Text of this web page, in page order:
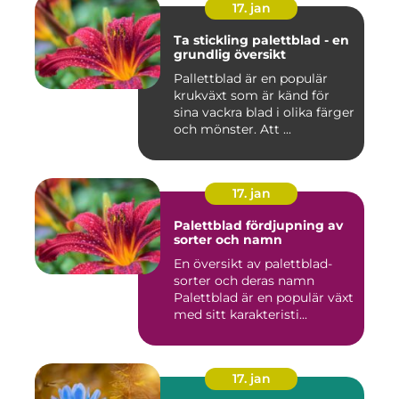
17. jan
Ta stickling palettblad - en
grundlig översikt
Pallettblad är en populär
krukväxt som är känd för
sina vackra blad i olika färger
och mönster. Att ...
17. jan
Palettblad fördjupning av
sorter och namn
En översikt av palettblad-
sorter och deras namn
Palettblad är en populär växt
med sitt karakteristi...
17. jan